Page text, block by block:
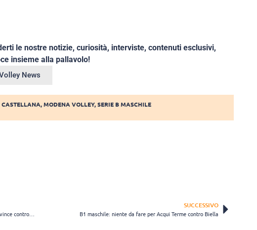
le nostre notizie, curiosità, interviste, contenuti esclusivi,
insieme alla pallavolo!
News
CASTELLANA,MODENA VOLLEY,SERIE B MASCHILE
SUCCESSIVO
B1 maschile: niente da fare per Acqui Terme contro Biella